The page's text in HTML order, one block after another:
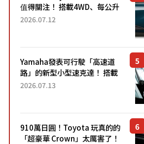
值得關注！ 搭載4WD、每公升
22.4公里低油耗表現超亮眼！
2026.07.12
Yamaha發表可行駛「高速道
路」的新型小型速克達！ 搭載
能享受超強勁「渦輪感」的動
2026.07.13
910萬日圓！Toyota 玩真的的
「超豪華 Crown」太厲害了！